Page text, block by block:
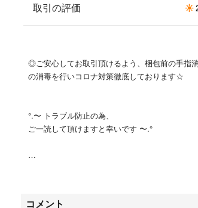
取引の評価
◎ご安心してお取引頂けるよう、梱包前の手指
の消毒を行いコロナ対策徹底しております☆
°.〜 トラブル防止の為、
ご一読して頂けますと幸いです 〜.°
コメント